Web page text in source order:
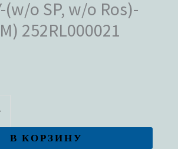
(w/o SP, w/o Ros)-
252RL000021
В КОРЗИНУ